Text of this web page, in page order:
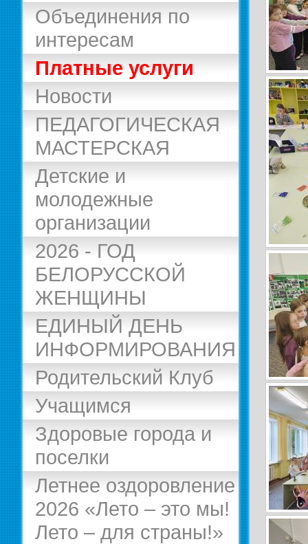
Объединения по
интересам
Платные услуги
Новости
ПЕДАГОГИЧЕСКАЯ
МАСТЕРСКАЯ
Детские и
молодежные
организации
2026 - ГОД
БЕЛОРУССКОЙ
ЖЕНЩИНЫ
ЕДИНЫЙ ДЕНЬ
ИНФОРМИРОВАНИЯ
Родительский Клуб
Учащимся
Здоровые города и
поселки
Летнее оздоровление
2026 «Лето – это мы!
Лето – для страны!»